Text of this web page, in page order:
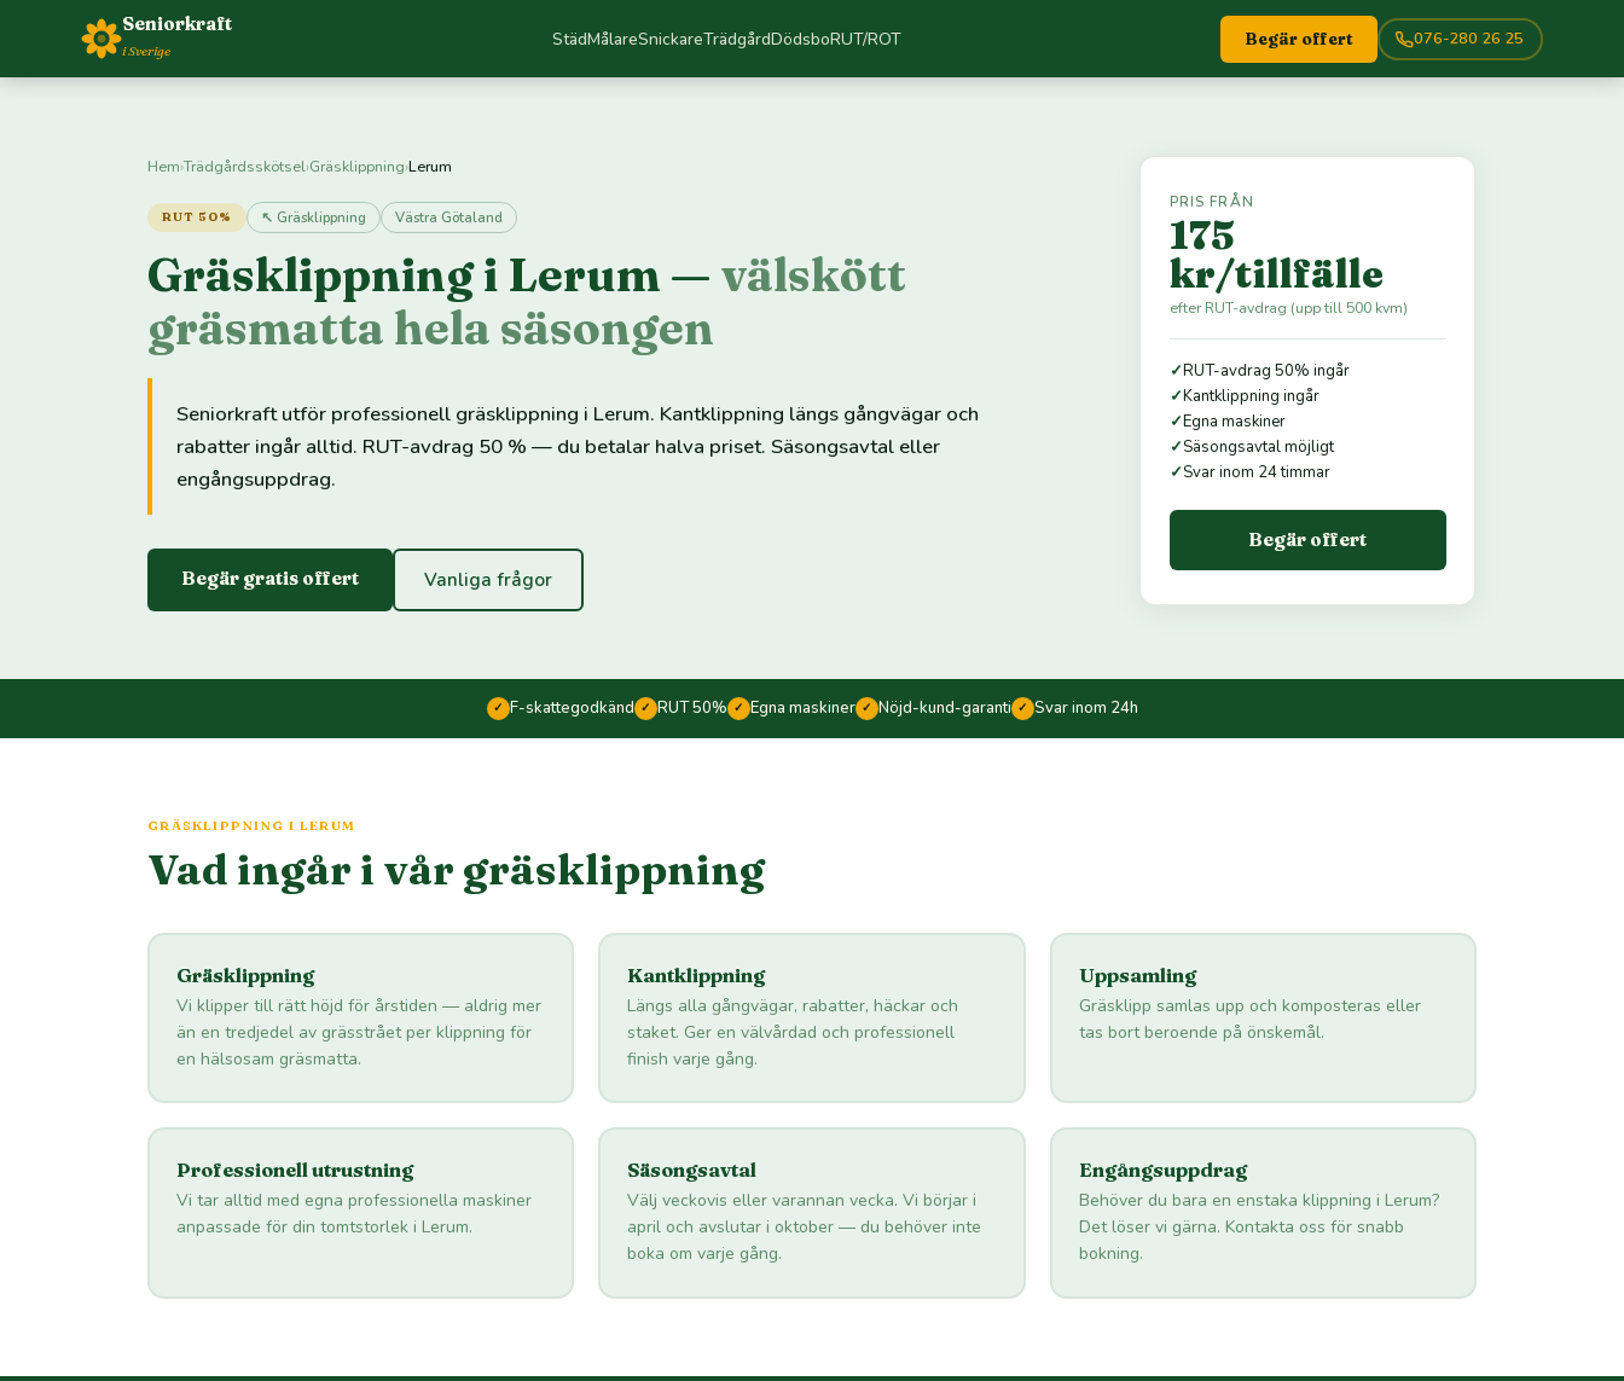
Seniorkraft
i Sverige StädMålareSnickareTrädgårdDödsboRUT/ROT Begär offert 076-280 26 25
Hem›Trädgårdsskötsel›Gräsklippning›Lerum
RUT 50% ↖ Gräsklippning Västra Götaland
Gräsklippning i Lerum — välskött
gräsmatta hela säsongen
Seniorkraft utför professionell gräsklippning i Lerum. Kantklippning längs gångvägar och
rabatter ingår alltid. RUT-avdrag 50 % — du betalar halva priset. Säsongsavtal eller
engångsuppdrag.
Begär gratis offert Vanliga frågor
PRIS FRÅN
175
kr/tillfälle
efter RUT-avdrag (upp till 500 kvm)
✓RUT-avdrag 50% ingår
✓Kantklippning ingår
✓Egna maskiner
✓Säsongsavtal möjligt
✓Svar inom 24 timmar
Begär offert
✓ F-skattegodkänd ✓ RUT 50% ✓ Egna maskiner ✓ Nöjd-kund-garanti ✓ Svar inom 24h
GRÄSKLIPPNING I LERUM
Vad ingår i vår gräsklippning
Gräsklippning
Vi klipper till rätt höjd för årstiden — aldrig mer
än en tredjedel av grässtrået per klippning för
en hälsosam gräsmatta.
Kantklippning
Längs alla gångvägar, rabatter, häckar och
staket. Ger en välvårdad och professionell
finish varje gång.
Uppsamling
Gräsklipp samlas upp och komposteras eller
tas bort beroende på önskemål.
Professionell utrustning
Vi tar alltid med egna professionella maskiner
anpassade för din tomtstorlek i Lerum.
Säsongsavtal
Välj veckovis eller varannan vecka. Vi börjar i
april och avslutar i oktober — du behöver inte
boka om varje gång.
Engångsuppdrag
Behöver du bara en enstaka klippning i Lerum?
Det löser vi gärna. Kontakta oss för snabb
bokning.